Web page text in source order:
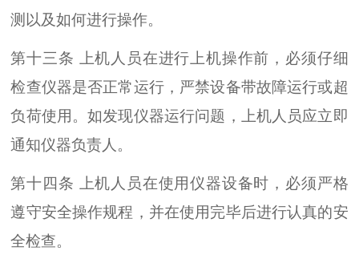
测以及如何进行操作。
第十三条 上机人员在进行上机操作前，必须仔细
检查仪器是否正常运行，严禁设备带故障运行或超
负荷使用。如发现仪器运行问题，上机人员应立即
通知仪器负责人。
第十四条 上机人员在使用仪器设备时，必须严格
遵守安全操作规程，并在使用完毕后进行认真的安
全检查。